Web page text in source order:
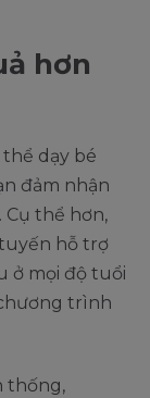
hơn
dạy bé
đảm nhận
Cụ thể hơn,
hỗ trợ
ở mọi độ tuổi
trình
thống,